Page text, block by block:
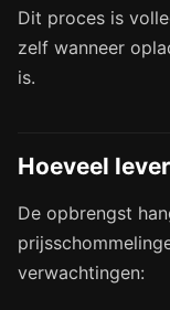
Dit proces is
zelf wanneer
is.
Hoeveel
De opbrengst
verwachtingen: